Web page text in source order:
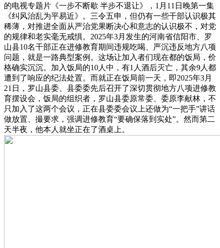
的电视专题片《一步不断歇 半步不退让》，1月11日晚第一集
《纠风治乱为平易近》。三令五申，但仍有一些干部认识极其
稀薄，对推进全面从严治党果断决心和意志的认识极不，对党
的规律和老实毫无戒惧。2025年3月发生的河南省信阳市、罗
山县10名干部正在进修教育期间违规吃喝、严沉违反地方八项
问题，就是一路典型案例。这场让加入者们现在都的饭局，价
格确实沉沉。加入饭局的10人中，有1人酒后灭亡，其余9人都
遭到了响应的纪法处置。而就正在饭局前一天，即2025年3月
21日，罗山县委、县委委先后召开了深切贯彻地方八项进修教
育摆设会，饭局的组织者，罗山县委原常委、委原李献林，不
只加入了这两个会议，正在县委委会议上还做为“一把手”讲话
做放置、撮要求，强调进修教育“要确保落到实处”。然而第二
天半夜，他本人就坐正在了酒桌上。